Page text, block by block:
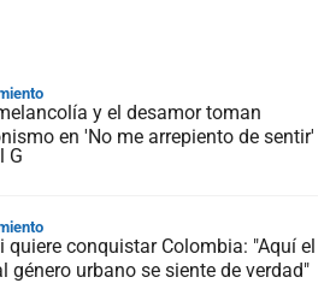
y el desamor toman
en 'No me arrepiento de sentir'
G
quiere conquistar Colombia: "Aquí el
género urbano se siente de verdad"